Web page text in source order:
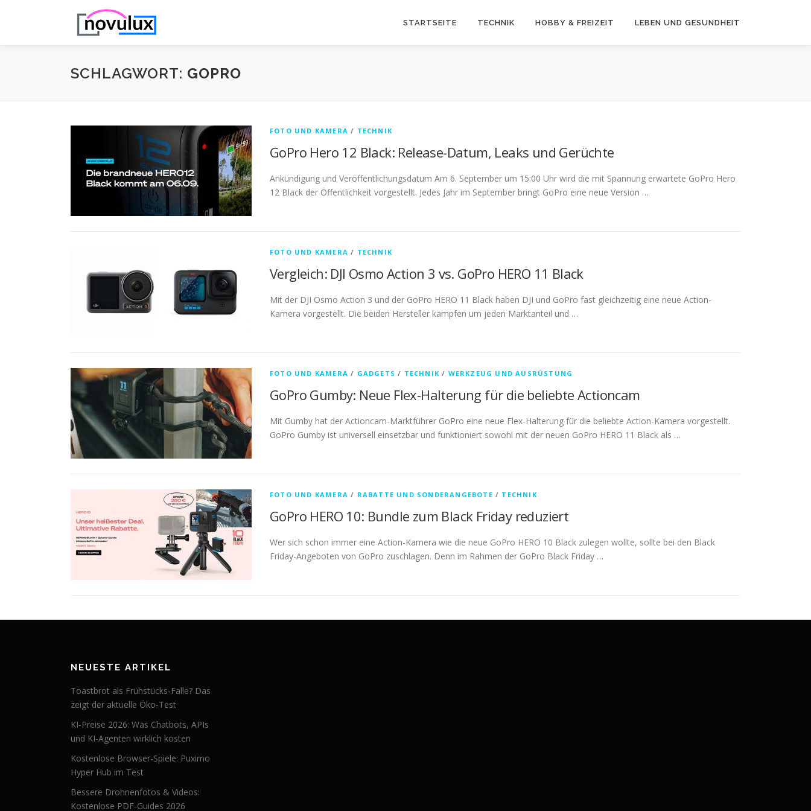
STARTSEITE TECHNIK HOBBY & FREIZEIT LEBEN UND GESUNDHEIT
SCHLAGWORT: GOPRO
FOTO UND KAMERA / TECHNIK
GoPro Hero 12 Black: Release-Datum, Leaks und Gerüchte
Ankündigung und Veröffentlichungsdatum Am 6. September um 15:00 Uhr wird die mit Spannung erwartete GoPro Hero
12 Black der Öffentlichkeit vorgestellt. Jedes Jahr im September bringt GoPro eine neue Version …
FOTO UND KAMERA / TECHNIK
Vergleich: DJI Osmo Action 3 vs. GoPro HERO 11 Black
Mit der DJI Osmo Action 3 und der GoPro HERO 11 Black haben DJI und GoPro fast gleichzeitig eine neue Action-
Kamera vorgestellt. Die beiden Hersteller kämpfen um jeden Marktanteil und …
FOTO UND KAMERA / GADGETS / TECHNIK / WERKZEUG UND AUSRÜSTUNG
GoPro Gumby: Neue Flex-Halterung für die beliebte Actioncam
Mit Gumby hat der Actioncam-Marktführer GoPro eine neue Flex-Halterung für die beliebte Action-Kamera vorgestellt.
GoPro Gumby ist universell einsetzbar und funktioniert sowohl mit der neuen GoPro HERO 11 Black als …
FOTO UND KAMERA / RABATTE UND SONDERANGEBOTE / TECHNIK
GoPro HERO 10: Bundle zum Black Friday reduziert
Wer sich schon immer eine Action-Kamera wie die neue GoPro HERO 10 Black zulegen wollte, sollte bei den Black
Friday-Angeboten von GoPro zuschlagen. Denn im Rahmen der GoPro Black Friday …
NEUESTE ARTIKEL
Toastbrot als Frühstücks-Falle? Das
zeigt der aktuelle Öko-Test
KI-Preise 2026: Was Chatbots, APIs
und KI-Agenten wirklich kosten
Kostenlose Browser-Spiele: Puximo
Hyper Hub im Test
Bessere Drohnenfotos & Videos:
Kostenlose PDF-Guides 2026